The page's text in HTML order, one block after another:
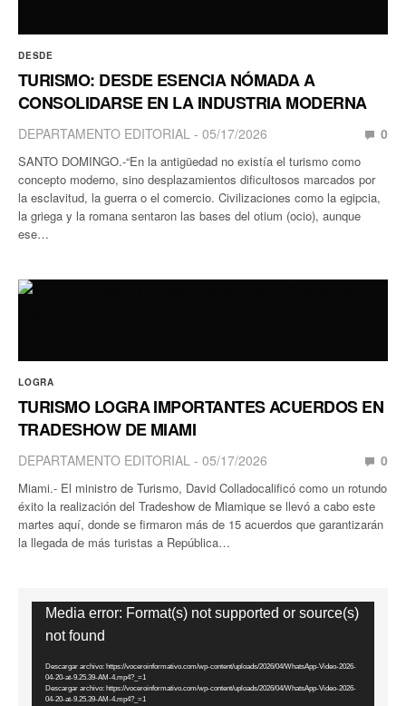
DESDE
TURISMO: DESDE ESENCIA NÓMADA A
CONSOLIDARSE EN LA INDUSTRIA MODERNA
DEPARTAMENTO EDITORIAL 05/17/2026 0
SANTO DOMINGO.-“En la antigüedad no existía el turismo como
concepto moderno, sino desplazamientos dificultosos marcados por
la esclavitud, la guerra o el comercio. Civilizaciones como la egipcia,
la griega y la romana sentaron las bases del otium (ocio), aunque
ese…
LOGRA
TURISMO LOGRA IMPORTANTES ACUERDOS EN
TRADESHOW DE MIAMI
DEPARTAMENTO EDITORIAL 05/17/2026 0
Miami.- El ministro de Turismo, David Colladocalificó como un rotundo
éxito la realización del Tradeshow de Miamique se llevó a cabo este
martes aquí, donde se firmaron más de 15 acuerdos que garantizarán
la llegada de más turistas a República…
Reproductor
vídeo
Media error: Format(s) not supported or source(s)
not found
Descargar archivo: https://voceroinformativo.com/wp-content/uploads/2026/04/WhatsApp-Video-2026-
04-20-at-9.25.39-AM-4.mp4?_=1
Descargar archivo: https://voceroinformativo.com/wp-content/uploads/2026/04/WhatsApp-Video-2026-
04-20-at-9.25.39-AM-4.mp4?_=1